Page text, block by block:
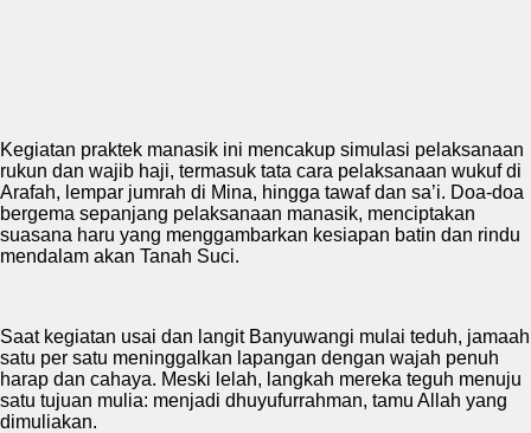
Kegiatan praktek manasik ini mencakup simulasi pelaksanaan
rukun dan wajib haji, termasuk tata cara pelaksanaan wukuf di
Arafah, lempar jumrah di Mina, hingga tawaf dan sa’i. Doa-doa
bergema sepanjang pelaksanaan manasik, menciptakan
suasana haru yang menggambarkan kesiapan batin dan rindu
mendalam akan Tanah Suci.
Saat kegiatan usai dan langit Banyuwangi mulai teduh, jamaah
satu per satu meninggalkan lapangan dengan wajah penuh
harap dan cahaya. Meski lelah, langkah mereka teguh menuju
satu tujuan mulia: menjadi dhuyufurrahman, tamu Allah yang
dimuliakan.